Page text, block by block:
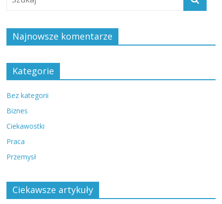
Najnowsze komentarze
Kategorie
Bez kategorii
Biznes
Ciekawostki
Praca
Przemysł
Ciekawsze artykuły